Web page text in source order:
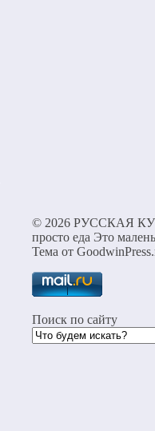
© 2026 РУССКАЯ
просто еда Это
Тема от
Поиск по сайту